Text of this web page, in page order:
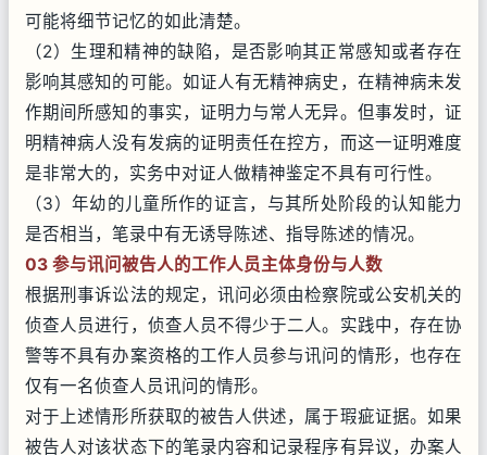
可能将细节记忆的如此清楚。
（2）生理和精神的缺陷，是否影响其正常感知或者存在
影响其感知的可能。如证人有无精神病史，在精神病未发
作期间所感知的事实，证明力与常人无异。但事发时，证
明精神病人没有发病的证明责任在控方，而这一证明难度
是非常大的，实务中对证人做精神鉴定不具有可行性。
（3）年幼的儿童所作的证言，与其所处阶段的认知能力
是否相当，笔录中有无诱导陈述、指导陈述的情况。
03 参与讯问被告人的工作人员主体身份与人数
根据刑事诉讼法的规定，讯问必须由检察院或公安机关的
侦查人员进行，侦查人员不得少于二人。实践中，存在协
警等不具有办案资格的工作人员参与讯问的情形，也存在
仅有一名侦查人员讯问的情形。
对于上述情形所获取的被告人供述，属于瑕疵证据。如果
被告人对该状态下的笔录内容和记录程序有异议，办案人